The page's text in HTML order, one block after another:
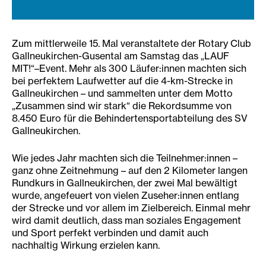
Zum mittlerweile 15. Mal veranstaltete der Rotary Club
Gallneukirchen-Gusental am Samstag das „LAUF
MIT!“–Event. Mehr als 300 Läufer:innen machten sich
bei perfektem Laufwetter auf die 4-km-Strecke in
Gallneukirchen – und sammelten unter dem Motto
„Zusammen sind wir stark“ die Rekordsumme von
8.450 Euro für die Behindertensportabteilung des SV
Gallneukirchen.
Wie jedes Jahr machten sich die Teilnehmer:innen –
ganz ohne Zeitnehmung – auf den 2 Kilometer langen
Rundkurs in Gallneukirchen, der zwei Mal bewältigt
wurde, angefeuert von vielen Zuseher:innen entlang
der Strecke und vor allem im Zielbereich. Einmal mehr
wird damit deutlich, dass man soziales Engagement
und Sport perfekt verbinden und damit auch
nachhaltig Wirkung erzielen kann.